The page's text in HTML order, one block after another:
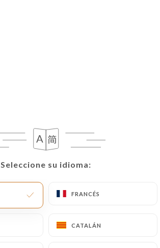
Seleccione su idioma:
FRANCÉS
CATALÁN
Seleccione su idioma:
FRANCÉS
CATALÁN